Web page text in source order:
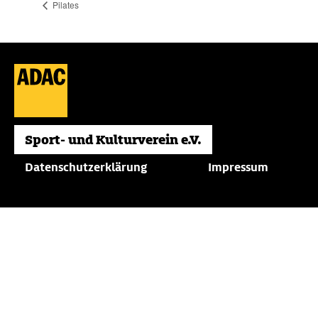
Pilates
Datenschutzerklärung Impressum